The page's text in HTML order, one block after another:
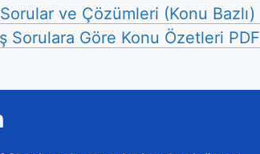
ve Çözümleri (Konu Bazlı)
Sorulara Göre Konu Özetleri PDF